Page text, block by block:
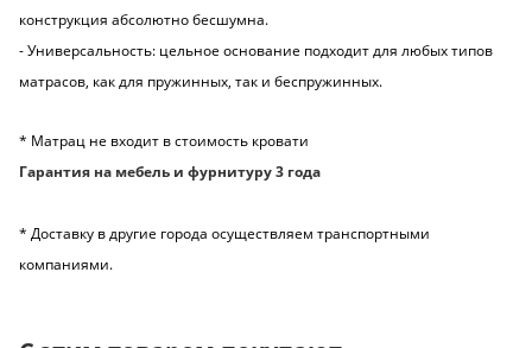
конструкция абсолютно бесшумна.
- Универсальность: цельное основание подходит для любых типов
матрасов, как для пружинных, так и беспружинных.
* Матрац не входит в стоимость кровати
Гарантия на мебель и фурнитуру 3 года
* Доставку в другие города осуществляем транспортными
компаниями.